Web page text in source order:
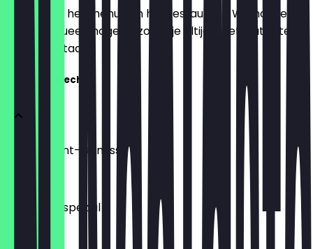
Hier vind je het menu van het restaurant. We houden
het zo actueel mogelijk, zodat je altijd weet wat je te
wachten staat.
Unsere Eisbecher
Nusskrokant-Genuss
€ 7,90
Eisbecher spezial
€ 8,90